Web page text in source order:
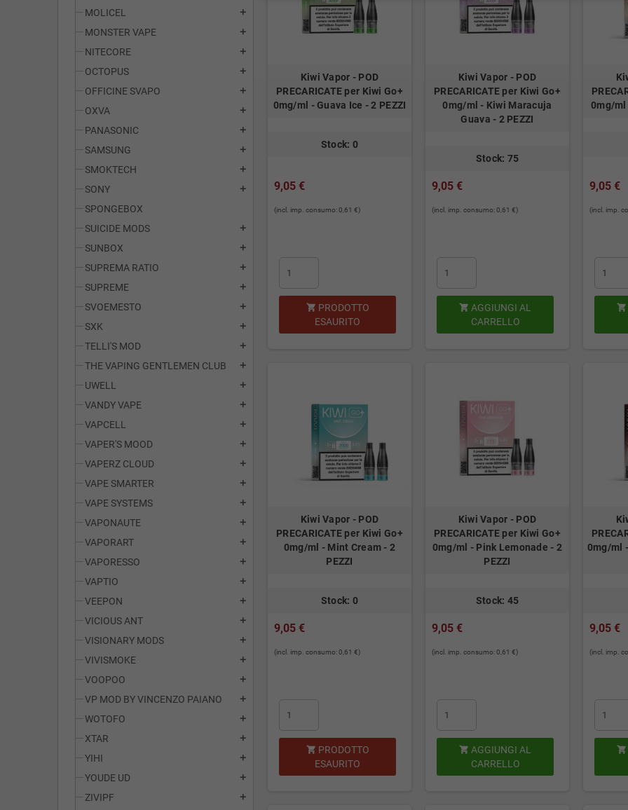
MOLICEL add
MONSTER VAPE add
NITECORE add
OCTOPUS add
OFFICINE SVAPO add
OXVA add
PANASONIC add
SAMSUNG add
SMOKTECH add
SONY add
SPONGEBOX
SUICIDE MODS
add
SUNBOX add
SUPREMA RATIO add
SUPREME add
SVOEMESTO add
SXK add
TELLI'S MOD add
THE VAPING GENTLEMEN CLUB add
UWELL add
VANDY VAPE add
VAPCELL add
VAPER'S MOOD add
VAPERZ CLOUD add
VAPE SMARTER add
VAPE SYSTEMS add
VAPONAUTE add
VAPORART add
VAPORESSO add
VAPTIO add
VEEPON add
VICIOUS ANT add
VISIONARY MODS add
VIVISMOKE add
VOOPOO add
VP MOD BY VINCENZO PAIANO add
WOTOFO add
XTAR add
YIHI add
YOUDE UD add
ZIVIPF add
Kiwi Vapor - POD
PRECARICATE per Kiwi Go+
0mg/ml - Guava Ice - 2 PEZZI
Stock: 0
9,05 €
(incl. imp. consumo: 0,61 €)
 PRODOTTO
ESAURITO
Kiwi Vapor - POD
PRECARICATE per Kiwi Go+
0mg/ml - Kiwi Maracuja
Guava - 2 PEZZI
Stock: 75
9,05 €
(incl. imp. consumo: 0,61 €)
 AGGIUNGI AL
CARRELLO
0mg/ml
9,05 €
(incl. imp.

Kiwi Vapor - POD
PRECARICATE per Kiwi Go+
0mg/ml - Mint Cream - 2
PEZZI
Stock: 0
9,05 €
(incl. imp. consumo: 0,61 €)
 PRODOTTO
ESAURITO
Kiwi Vapor - POD
PRECARICATE per Kiwi Go+
0mg/ml - Pink Lemonade - 2
PEZZI
Stock: 45
9,05 €
(incl. imp. consumo: 0,61 €)
 AGGIUNGI AL
CARRELLO
0mg/ml
9,05 €
(incl. imp.
